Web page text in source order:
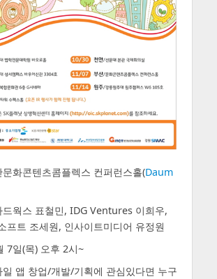
화콘텐츠콤플렉스 컨퍼런스홀(Daum
드웍스 표철민, IDG Ventures 이희우,
프트 조세원, 인사이트미디어 유정원
7일(목) 오후 2시~
앱 창업/개발/기획에 관심있다면 누구